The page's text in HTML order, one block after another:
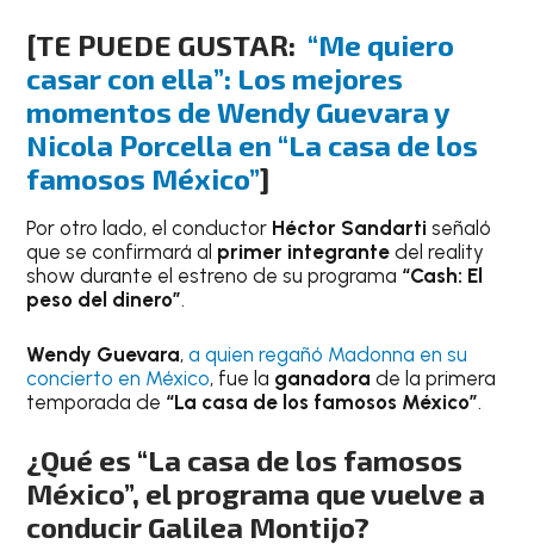
[TE PUEDE GUSTAR: “Me quiero
casar con ella”: Los mejores
momentos de Wendy Guevara y
Nicola Porcella en “La casa de los
famosos México”]
Por otro lado, el conductor Héctor Sandarti señaló
que se confirmará al primer integrante del reality
show durante el estreno de su programa “Cash: El
peso del dinero”.
Wendy Guevara,a quien regañó Madonna en su
concierto en México, fue la ganadorade la primera
temporada de “La casa de los famosos México”.
¿Qué es “La casa de los famosos
México”, el programa que vuelve a
conducir Galilea Montijo?